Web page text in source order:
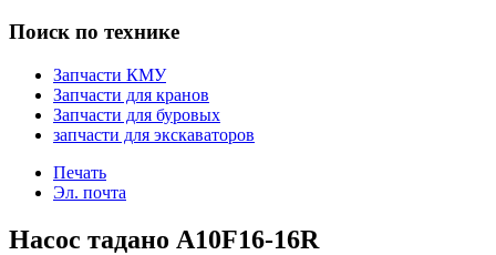
Поиск по технике
Запчасти КМУ
Запчасти для кранов
Запчасти для буровых
запчасти для экскаваторов
Печать
Эл. почта
Насос тадано A10F16-16R